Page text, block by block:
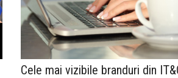
Cele mai vizibile branduri din